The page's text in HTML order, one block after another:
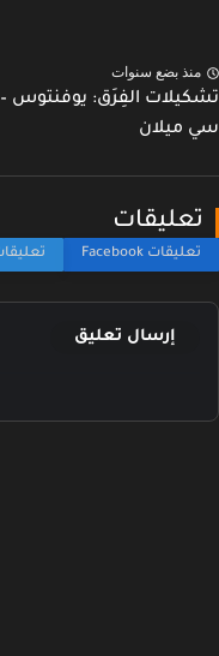
بضع سنوات
الفِرَق: يوفنتوس – إيه
ميلان
إرسال تعليق